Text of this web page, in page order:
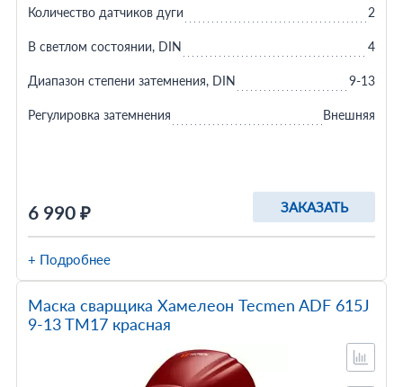
6 990 ₽ ЗАКАЗАТЬ
Количество датчиков дуги 2
В светлом состоянии, DIN 4
Диапазон степени затемнения, DIN 9-13
Регулировка затемнения Внешняя
+ Подробнее
Маска сварщика Хамелеон Tecmen ADF 615J
9-13 TM17 красная